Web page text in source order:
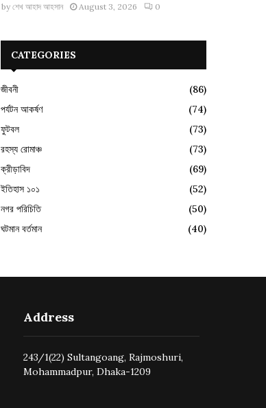
by শেখ আহাদ আহসান August 3, 2026 0
CATEGORIES
জীবনী
(86)
পর্যটন আকর্ষণ
(74)
ফুটবল
(73)
রহস্য রোমাঞ্চ
(73)
ক্রীড়াবিদ
(69)
ইতিহাস ১০১
(52)
নগর পরিচিতি
(50)
ঘটমান বর্তমান
(40)
Address
243/1(22) Sultangoang, Rajmoshuri,
Mohammadpur, Dhaka-1209